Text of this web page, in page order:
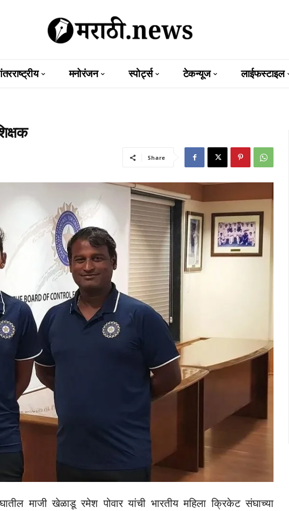
मनोरंजन स्पोर्ट्स टेकन्यूज लाईफस्टाइल
Share
माजी खेळाडू रमेश पोवार यांची भारतीय महिला क्रिकेट संघाच्या